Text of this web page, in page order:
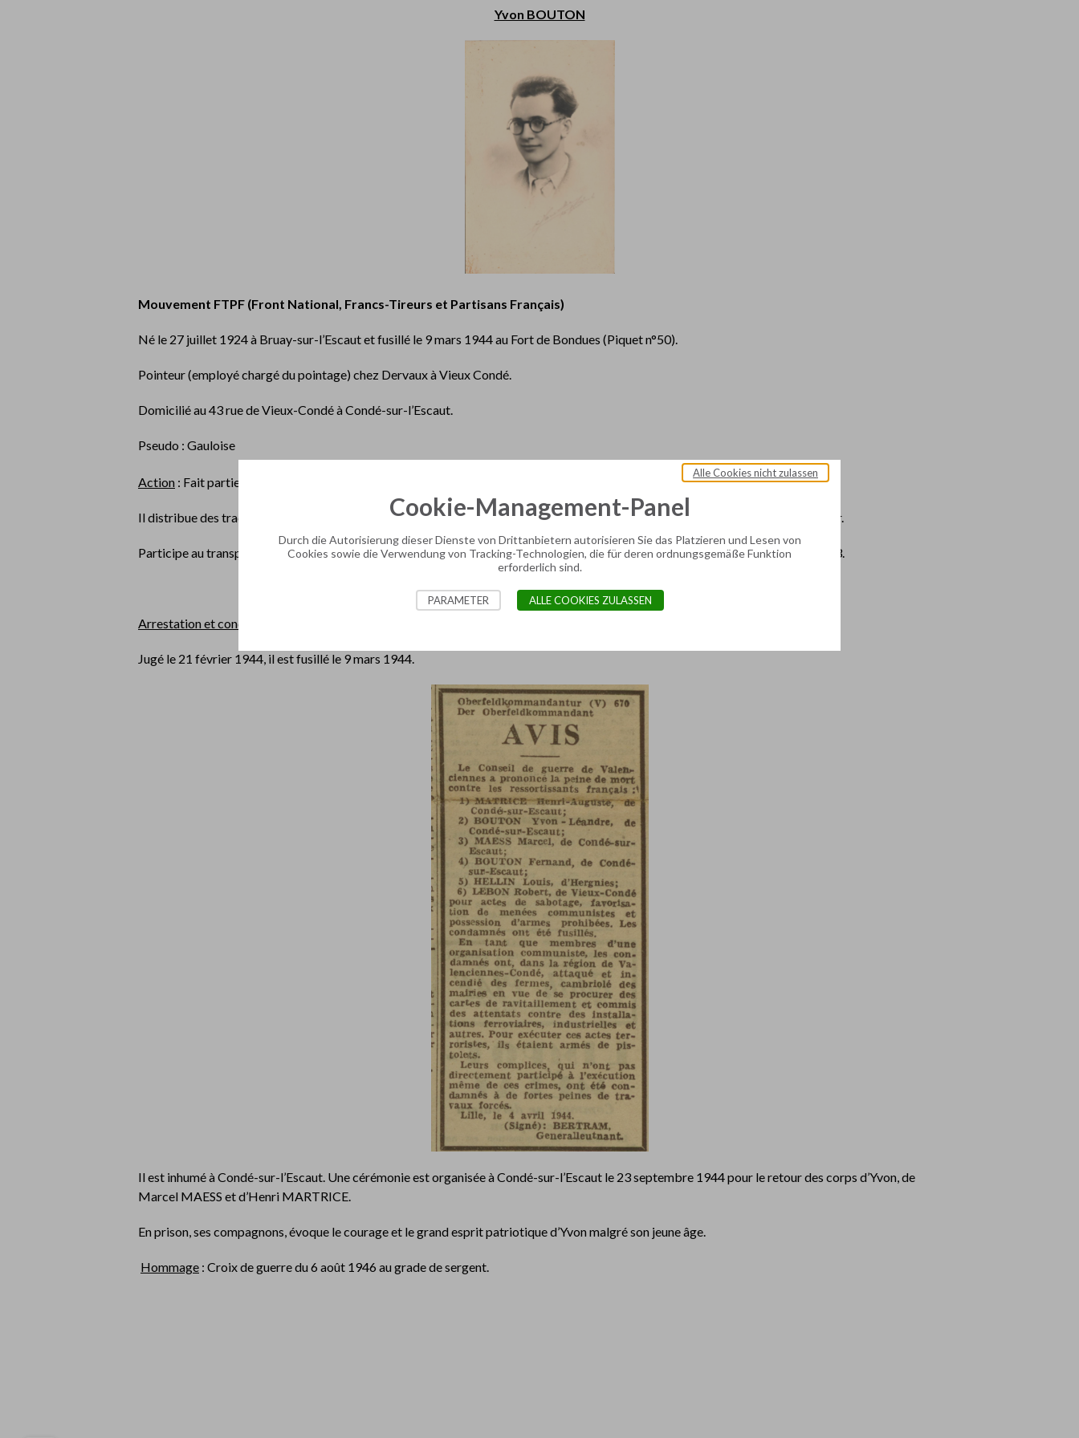
Yvon BOUTON
Mouvement FTPF (Front National, Francs-Tireurs et Partisans Français)
Né le 27 juillet 1924 à Bruay-sur-l’Escaut et fusillé le 9 mars 1944 au Fort de Bondues (Piquet n°50).
Pointeur (employé chargé du pointage) chez Dervaux à Vieux Condé.
Domicilié au 43 rue de Vieux-Condé à Condé-sur-l’Escaut.
Pseudo : Gauloise
Action : Fait partie du même groupe que son cousin Fernand BOUTON. Adhésion aux FTP le 1 janvier 1943.
Il distribue des tracts et journaux clandestins. Il fait d'ailleurs partie de l’expédition à l'usine Celcosa, visant à se procurer du papier.
Participe au transport et dépôt d’armes dans une hutte de chasseurs dans un étang au lieu-dit Chabaud-Latour en septembre 1943.
Arrestation et condamnation
Jugé le 21 février 1944, il est fusillé le 9 mars 1944.
Il est inhumé à Condé-sur-l’Escaut. Une cérémonie est organisée à Condé-sur-l’Escaut le 23 septembre 1944 pour le retour des corps d’Yvon, de
Marcel MAESS et d’Henri MARTRICE.
En prison, ses compagnons, évoque le courage et le grand esprit patriotique d’Yvon malgré son jeune âge.
Hommage : Croix de guerre du 6 août 1946 au grade de sergent.
Cookie-Management-Panel
Durch die Autorisierung dieser Dienste von Drittanbietern autorisieren Sie das Platzieren und Lesen von
Cookies sowie die Verwendung von Tracking-Technologien, die für deren ordnungsgemäße Funktion
erforderlich sind.
Alle Cookies nicht zulassen
PARAMETER ALLE COOKIES ZULASSEN